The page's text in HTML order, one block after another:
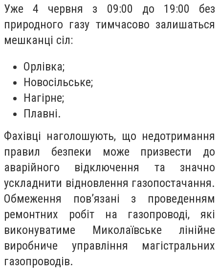
Уже 4 червня з 09:00 до 19:00 без
природного газу тимчасово залишаться
мешканці сіл:
Орлівка;
Новосільське;
Нагірне;
Плавні.
Фахівці наголошують, що недотримання
правил безпеки може призвести до
аварійного відключення та значно
ускладнити відновлення газопостачання.
Обмеження пов’язані з проведенням
ремонтних робіт на газопроводі, які
виконуватиме Миколаївське лінійне
виробниче управління магістральних
газопроводів.